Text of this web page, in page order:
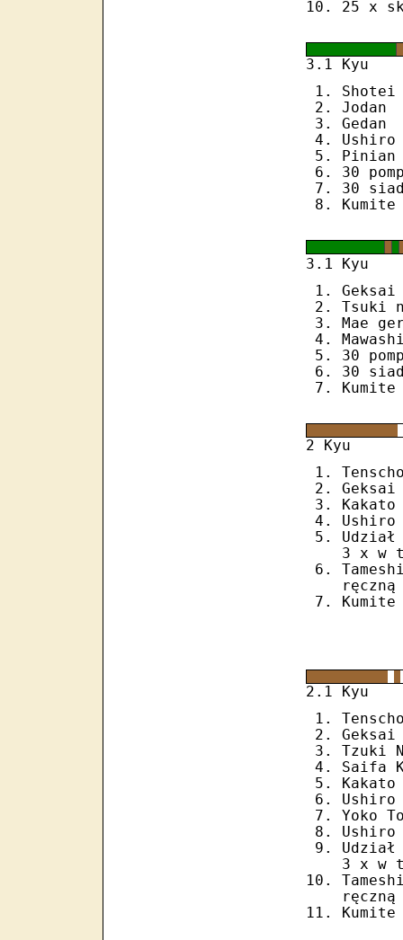
25 x
3.1 Kyu
Shotei
Jodan
Gedan
Ushiro
Pinian
30
30
Kumite
3. 1 Kyu
Tsuki
Mae
30
30
Kumite
2 Kyu
Geksai
Ushiro
3 x w
ręczną
2.1 Kyu
Geksai
Tzuki
Saifa
Ushiro
Yoko
3 x w
ręczną